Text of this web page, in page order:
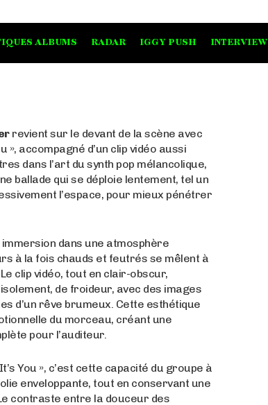
ALBUMS RADAR IGGY PUSH INTERVIEW
revient sur le devant de la scène avec
», accompagné d’un clip vidéo aussi
dans l’art du synth pop mélancolique,
ballade qui se déploie lentement, tel un
l’espace, pour mieux pénétrer
immersion dans une atmosphère
à la fois chauds et feutrés se mêlent à
clip vidéo, tout en clair-obscur,
de froideur, avec des images
d’un rêve brumeux. Cette esthétique
du morceau, créant une
pour l’auditeur.
You », c’est cette capacité du groupe à
enveloppante, tout en conservant une
contraste entre la douceur des